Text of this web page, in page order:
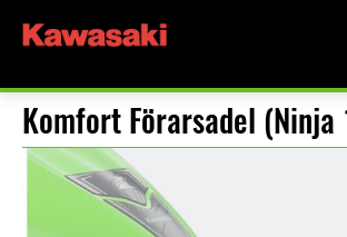
Komfort Förarsadel (Ninja